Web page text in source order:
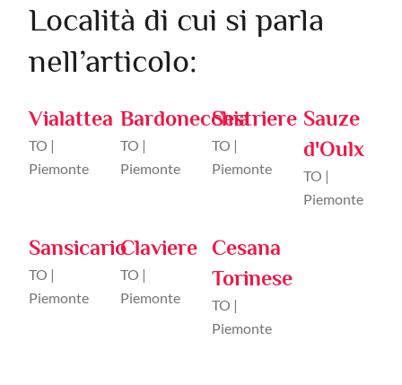
Località di cui si parla
nell’articolo:
Vialattea
TO |
Piemonte
Bardonecchia
TO |
Piemonte
Sestriere
TO |
Piemonte
Sauze
d'Oulx
TO |
Piemonte
Sansicario
TO |
Piemonte
Claviere
TO |
Piemonte
Cesana
Torinese
TO |
Piemonte